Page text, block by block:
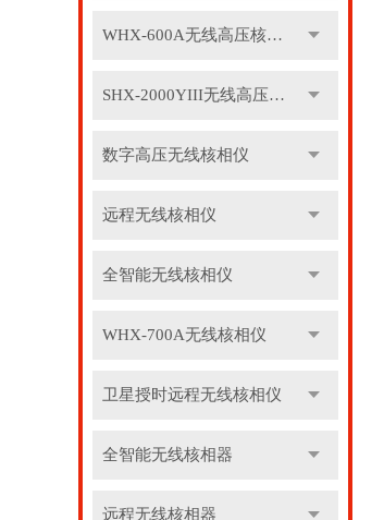
WHX-600A无线高压核相仪
SHX-2000YIII无线高压核相仪
数字高压无线核相仪
远程无线核相仪
全智能无线核相仪
WHX-700A无线核相仪
卫星授时远程无线核相仪
全智能无线核相器
远程无线核相器